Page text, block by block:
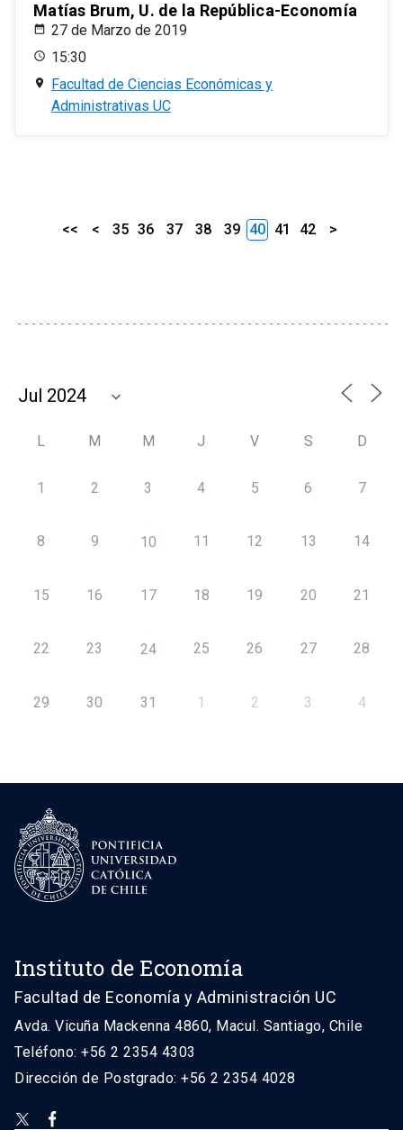
Matías Brum, U. de la República-Economía
27 de Marzo de 2019
15:30
Facultad de Ciencias Económicas y
Administrativas UC
<< < 35 36 37 38 39 40 41 42 >
L M M J V S D
1 2 3 4 5 6 7
8 9 10 11 12 13 14
15 16 17 18 19 20 21
22 23 24 25 26 27 28
29 30 31 1 2 3 4
Instituto de Economía
Facultad de Economía y Administración UC
Avda. Vicuña Mackenna 4860, Macul. Santiago, Chile
Teléfono: +56 2 2354 4303
Dirección de Postgrado: +56 2 2354 4028